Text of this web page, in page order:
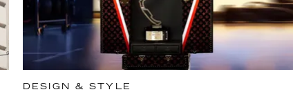
DESIGN & STYLE